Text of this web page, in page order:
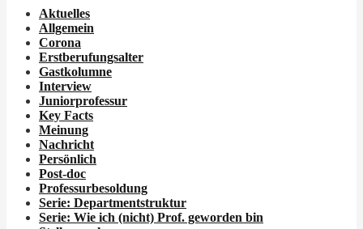
Aktuelles
Allgemein
Corona
Erstberufungsalter
Gastkolumne
Interview
Juniorprofessur
Key Facts
Meinung
Nachricht
Persönlich
Post-doc
Professurbesoldung
Serie: Departmentstruktur
Serie: Wie ich (nicht) Prof. geworden bin